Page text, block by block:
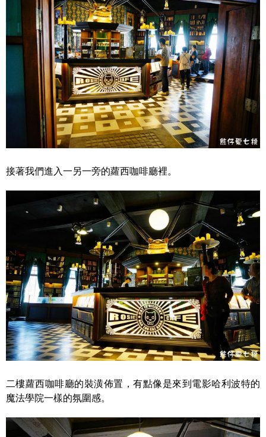
接著我們進入一另一旁的蘿西咖啡廳裡。
二樓蘿西咖啡廳的裝潢佈置，有點像是來到電影哈利波特的
魔法學院一樣的氛圍感。